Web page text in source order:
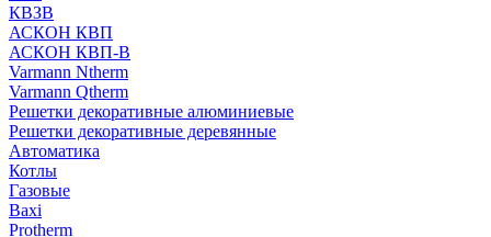
КВЗВ
АСКОН КВП
АСКОН КВП-В
Varmann Ntherm
Varmann Qtherm
Решетки декоративные алюминиевые
Решетки декоративные деревянные
Автоматика
Котлы
Газовые
Baxi
Protherm